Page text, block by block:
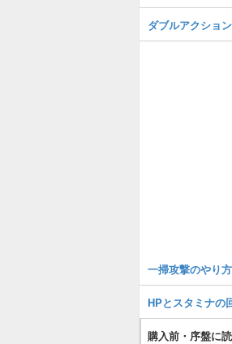
ダブルアクショ
一掃攻撃のやり
HPとスタミナの
購入前・序盤に